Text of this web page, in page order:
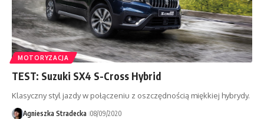
MOTORYZACJA
TEST: Suzuki SX4 S-Cross Hybrid
Klasyczny styl jazdy w połączeniu z oszczędnością miękkiej hybrydy.
Agnieszka Stradecka 08/09/2020